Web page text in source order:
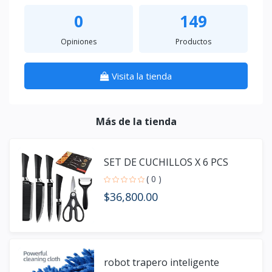
0
Opiniones
149
Productos
Visita la tienda
Más de la tienda
SET DE CUCHILLOS X 6 PCS
( 0 )
$36,800.00
robot trapero inteligente